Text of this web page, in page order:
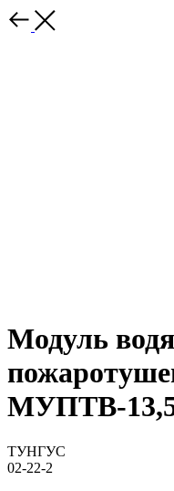
Модуль
МУПТВ-
ТУНГУС
02-22-2